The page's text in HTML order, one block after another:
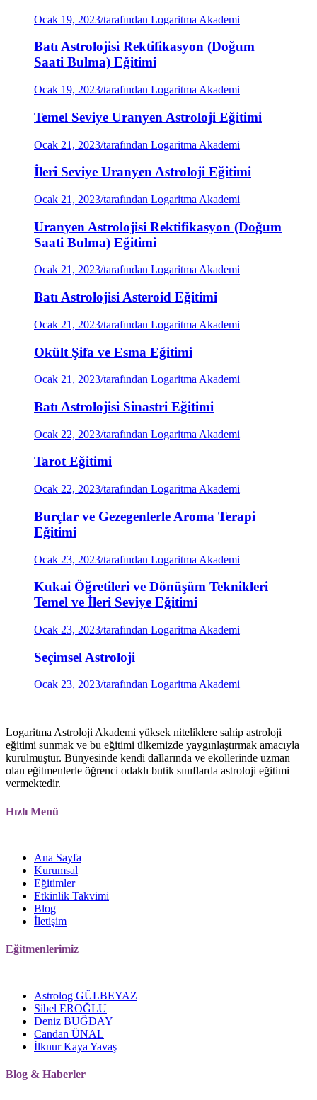
Ocak 19, 2023/tarafından Logaritma Akademi
Batı Astrolojisi Rektifikasyon (Doğum
Saati Bulma) Eğitimi
Ocak 19, 2023/tarafından Logaritma Akademi
Temel Seviye Uranyen Astroloji Eğitimi
Ocak 21, 2023/tarafından Logaritma Akademi
İleri Seviye Uranyen Astroloji Eğitimi
Ocak 21, 2023/tarafından Logaritma Akademi
Uranyen Astrolojisi Rektifikasyon (Doğum
Saati Bulma) Eğitimi
Ocak 21, 2023/tarafından Logaritma Akademi
Batı Astrolojisi Asteroid Eğitimi
Ocak 21, 2023/tarafından Logaritma Akademi
Okült Şifa ve Esma Eğitimi
Ocak 21, 2023/tarafından Logaritma Akademi
Batı Astrolojisi Sinastri Eğitimi
Ocak 22, 2023/tarafından Logaritma Akademi
Tarot Eğitimi
Ocak 22, 2023/tarafından Logaritma Akademi
Burçlar ve Gezegenlerle Aroma Terapi
Eğitimi
Ocak 23, 2023/tarafından Logaritma Akademi
Kukai Öğretileri ve Dönüşüm Teknikleri
Temel ve İleri Seviye Eğitimi
Ocak 23, 2023/tarafından Logaritma Akademi
Seçimsel Astroloji
Ocak 23, 2023/tarafından Logaritma Akademi
Logaritma Astroloji Akademi yüksek niteliklere sahip astroloji
eğitimi sunmak ve bu eğitimi ülkemizde yaygınlaştırmak amacıyla
kurulmuştur. Bünyesinde kendi dallarında ve ekollerinde uzman
olan eğitmenlerle öğrenci odaklı butik sınıflarda astroloji eğitimi
vermektedir.
Hızlı Menü
Ana Sayfa
Kurumsal
Eğitimler
Etkinlik Takvimi
Blog
İletişim
Eğitmenlerimiz
Astrolog GÜLBEYAZ
Sibel EROĞLU
Deniz BUĞDAY
Candan ÜNAL
İlknur Kaya Yavaş
Blog & Haberler